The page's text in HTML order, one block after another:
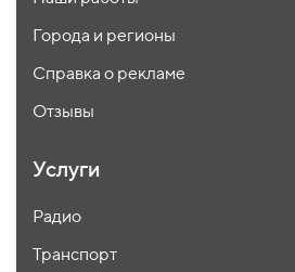
Города и регионы
Справка о рекламе
Отзывы
Услуги
Радио
Транспорт